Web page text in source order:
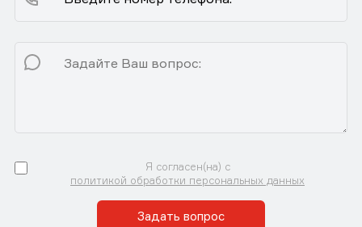
Я согласен(на) с
политикой обработки персональных данных
Задать вопрос